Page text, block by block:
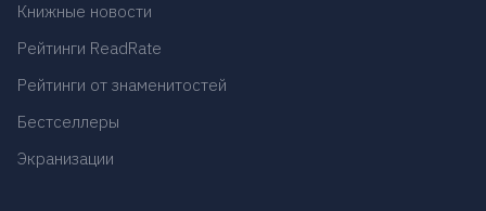
Книжные новости
Рейтинги ReadRate
Рейтинги от знаменитостей
Бестселлеры
Экранизации